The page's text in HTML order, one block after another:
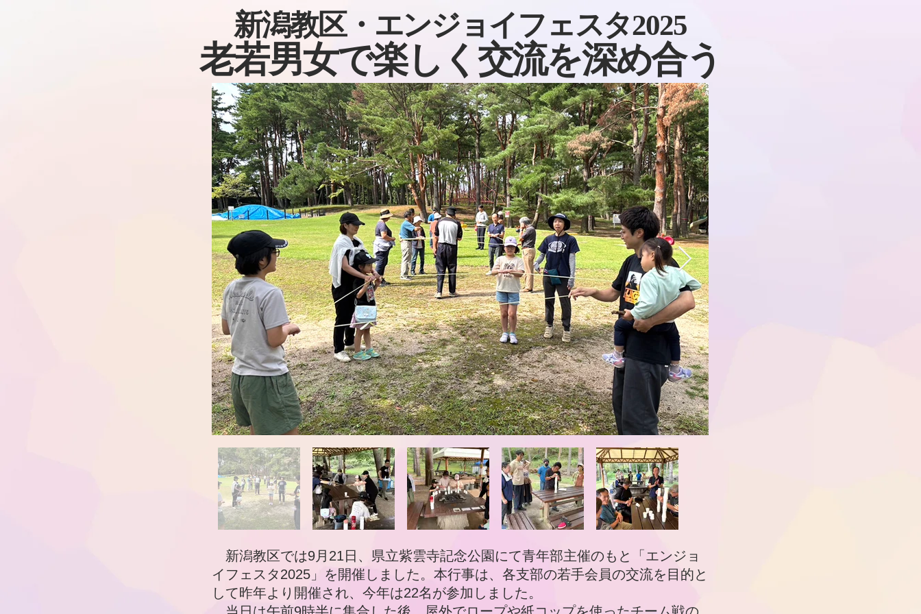
新潟教区・エンジョイフェスタ2025
老若男女で楽しく交流を深め合う
新潟教区では9月21日、県立紫雲寺記念公園にて青年部主催のもと「エンジョ
イフェスタ2025」を開催しました。本行事は、各支部の若手会員の交流を目的と
して昨年より開催され、今年は22名が参加しました。